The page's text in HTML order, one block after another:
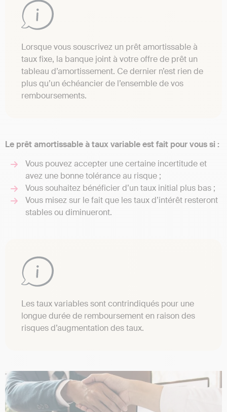
Lorsque vous souscrivez un prêt amortissable à
taux fixe, la banque joint à votre offre de prêt un
tableau d’amortissement. Ce dernier n’est rien de
plus qu’un échéancier de l’ensemble de vos
remboursements.
Le prêt amortissable à taux variable est fait pour vous si :
Vous pouvez accepter une certaine incertitude et
avez une bonne tolérance au risque ;
Vous souhaitez bénéficier d’un taux initial plus bas ;
Vous misez sur le fait que les taux d’intérêt resteront
stables ou diminueront.
Les taux variables sont contrindiqués pour une
longue durée de remboursement en raison des
risques d’augmentation des taux.